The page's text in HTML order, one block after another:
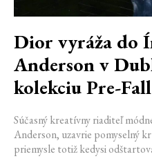
Dior vyráža do
Anderson v
kolekciu Pre-
Súčasný kreatívny riaditeľ
Anderson, uzavrie pomyselný
priemysle totiž kedysi